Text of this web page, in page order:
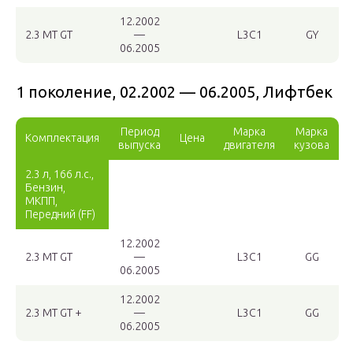
2.3 MT GT
12.2002
—
06.2005
L3C1 GY
1 поколение, 02.2002 — 06.2005, Лифтбек
Комплектация
Период
выпуска
Цена
Марка
двигателя
Марка
кузова
2.3 л, 166 л.с.,
Бензин,
МКПП,
Передний (FF)
2.3 MT GT
12.2002
—
06.2005
L3C1 GG
2.3 MT GT +
12.2002
—
06.2005
L3C1 GG